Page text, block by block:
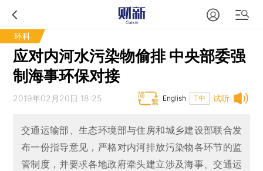
环科
应对内河水污染物偷排 中央部委强
制海事环保对接
试听
2019年02月20日 18:25 T中
English
交通运输部、生态环境部与住房和城乡建设部联合发
布一份指导意见，严格对内河排放污染物各环节的监
管制度，并要求各地政府牵头建立涉及海事、交通运